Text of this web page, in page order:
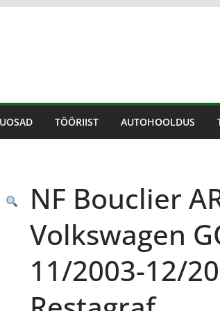
TÖÖRIIST AUTOHOOLDUS
NF Bouclier
Volkswagen
11/2003-12/